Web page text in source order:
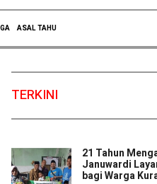
ASAL TAHU
TERKINI
21 Tahun
Januwardi
bagi Warga